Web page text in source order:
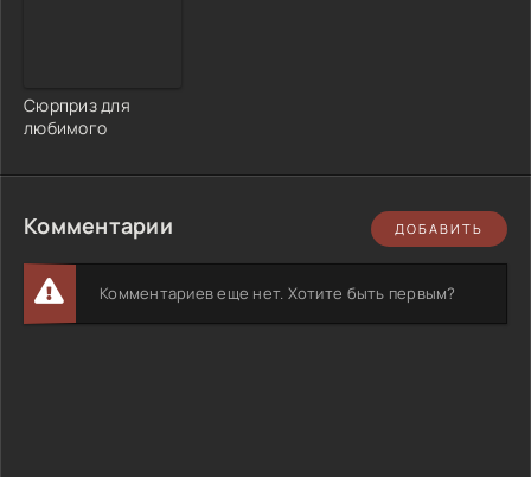
Сюрприз для
любимого
Комментарии ДОБАВИТЬ
Комментариев еще нет. Хотите быть первым?